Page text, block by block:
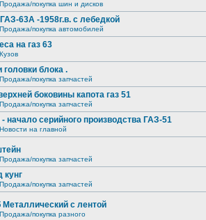
Продажа/покупка шин и дисков
63А -1958г.в. с лебедкой
Продажа/покупка автомобилей
на газ 63
Кузов
головки блока .
Продажа/покупка запчастей
боковины капота газ 51
Продажа/покупка запчастей
- начало серийного производства ГАЗ-51
Новости на главной
Продажа/покупка запчастей
кунг
Продажа/покупка запчастей
Металлический с лентой
Продажа/покупка разного